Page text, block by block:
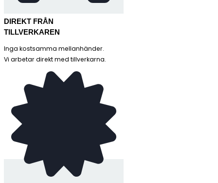
DIREKT FRÅN
TILLVERKAREN
Inga kostsamma mellanhänder.
Vi arbetar direkt med tillverkarna.